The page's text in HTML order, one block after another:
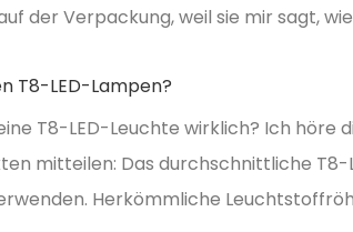
der Verpackung, weil sie mir sagt,
T8-LED-Lampen?
T8-LED-Leuchte wirklich? Ich höre
mitteilen: Das durchschnittliche T8-
Herkömmliche